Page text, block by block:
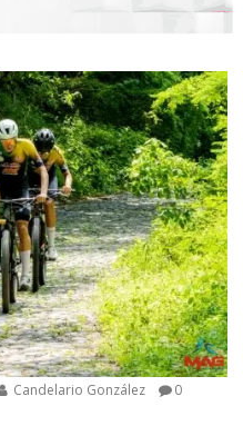
Candelario González 0